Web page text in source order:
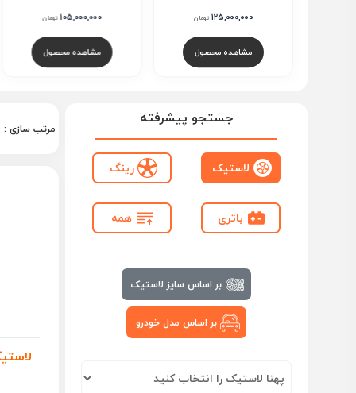
105,000,000 تومان
مشاهده محصول
135,000,000 تومان
مشاهده محصول
جستجو پیشرفته
لاستیک رینگ
باتری همه
بر اساس سایز لاستیک
بر اساس مدل خودرو
مرتب سازی :